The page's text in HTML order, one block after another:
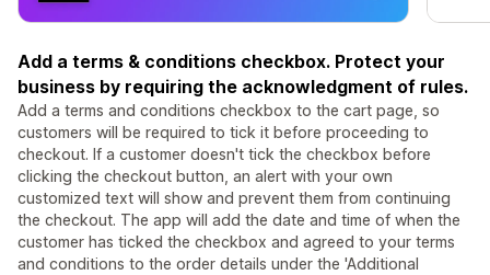
Add a terms & conditions checkbox. Protect your
business by requiring the acknowledgment of rules.
Add a terms and conditions checkbox to the cart page, so
customers will be required to tick it before proceeding to
checkout. If a customer doesn't tick the checkbox before
clicking the checkout button, an alert with your own
customized text will show and prevent them from continuing
the checkout. The app will add the date and time of when the
customer has ticked the checkbox and agreed to your terms
and conditions to the order details under the 'Additional